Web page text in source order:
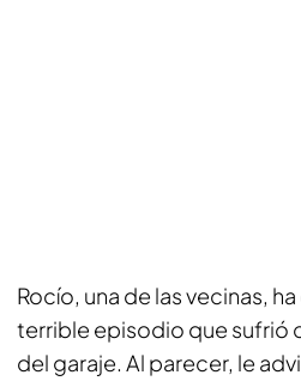
Rocío, una de las vecinas,
terrible episodio que sufrió
del garaje. Al parecer, le